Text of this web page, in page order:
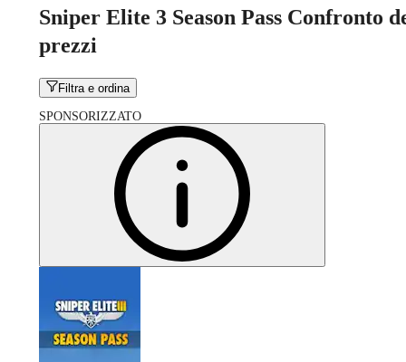
Sniper Elite 3 Season Pass Confronto
prezzi
Filtra e ordina
SPONSORIZZATO